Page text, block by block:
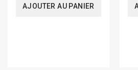
AJOUTER AU PANIER